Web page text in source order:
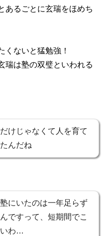
あるごとに玄瑞をほめち
くないと猛勉強！
瑞は塾の双璧といわれる
けじゃなくて人を育て
んだね
にいたのは一年足らず
ですって、短期間でこ
いわ…